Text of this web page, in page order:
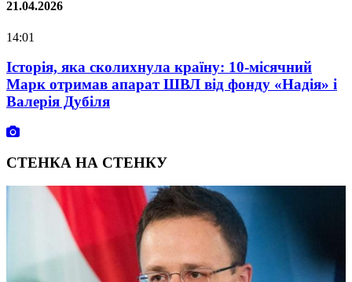
яка сколихнула країну: 10-місячний
отримав апарат ШВЛ від фонду «Надія» і
Дубіля
СТЕНКА НА СТЕНКУ